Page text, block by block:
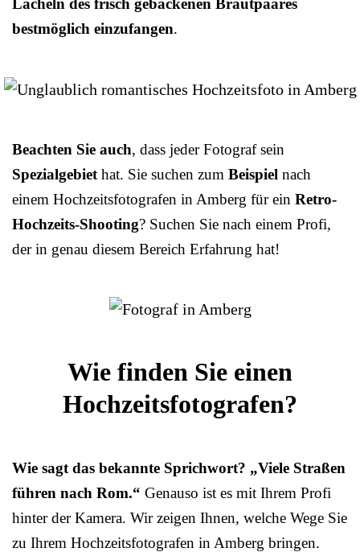
bestmöglich einzufangen.
Beachten Sie auch, dass jeder Fotograf sein
Spezialgebiet hat. Sie suchen zum Beispiel nach
einem Hochzeitsfotografen in Amberg für ein Retro-
Hochzeits-Shooting? Suchen Sie nach einem Profi,
der in genau diesem Bereich Erfahrung hat!
Wie finden Sie einen
Hochzeitsfotografen?
Wie sagt das bekannte Sprichwort? „Viele Straßen
führen nach Rom.“ Genauso ist es mit Ihrem Profi
hinter der Kamera. Wir zeigen Ihnen, welche Wege Sie
zu Ihrem Hochzeitsfotografen in Amberg bringen.